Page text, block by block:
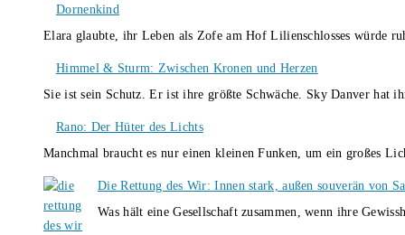
Dornenkind
Elara glaubte, ihr Leben als Zofe am Hof Lilienschlosses würde
Himmel & Sturm: Zwischen Kronen und Herzen
Sie ist sein Schutz. Er ist ihre größte Schwäche. Sky Danver
Rano: Der Hüter des Lichts
Manchmal braucht es nur einen kleinen Funken, um ein großes
Die Rettung des Wir: Innen stark, außen souverän von
Was hält eine Gesellschaft zusammen, wenn ihre